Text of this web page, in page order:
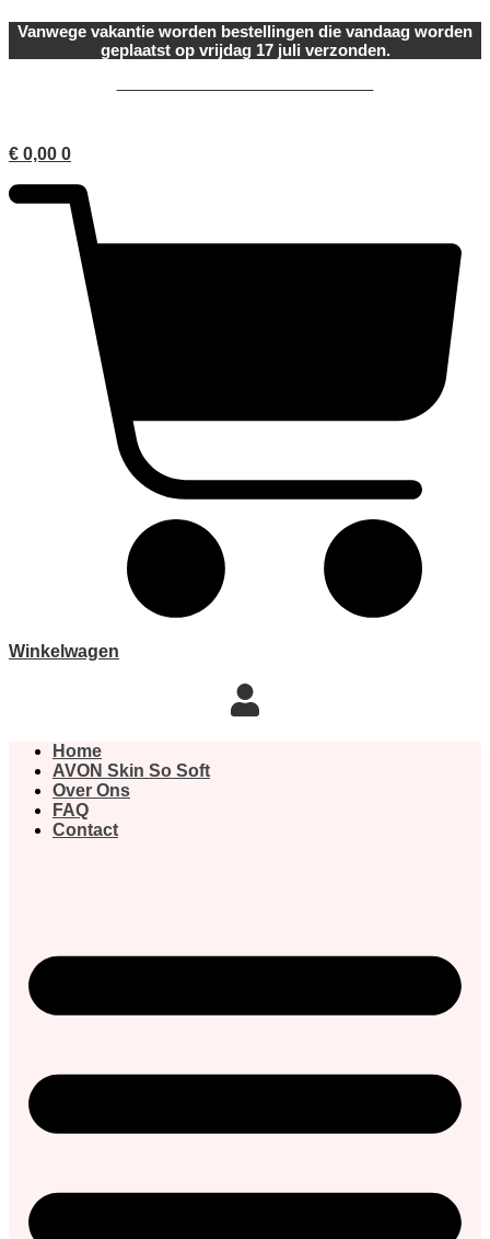
naar
de
Vanwege vakantie worden bestellingen die vandaag worden
geplaatst op vrijdag 17 juli verzonden.
€ 0,00 0
Winkelwagen
Home
AVON Skin So Soft
Over Ons
FAQ
Contact